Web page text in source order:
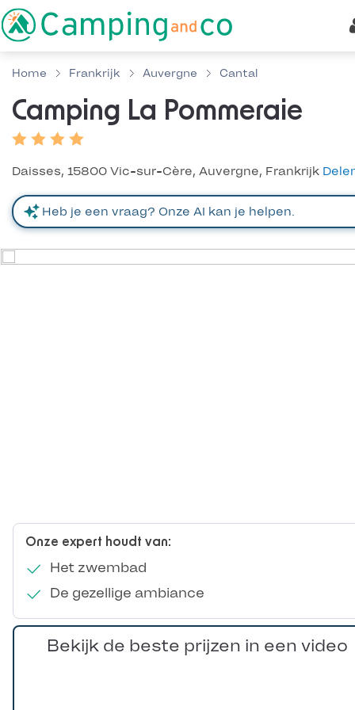
Home Frankrijk Auvergne Cantal
Camping La Pommeraie
Daisses, 15800 Vic-sur-Cère, Auvergne, Frankrijk
Onze expert houdt van:
Het zwembad
De gezellige ambiance
Bekijk de beste prijzen in een video